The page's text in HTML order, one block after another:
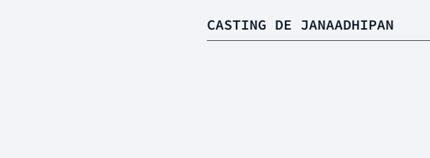
CASTING DE JANAADHIPAN